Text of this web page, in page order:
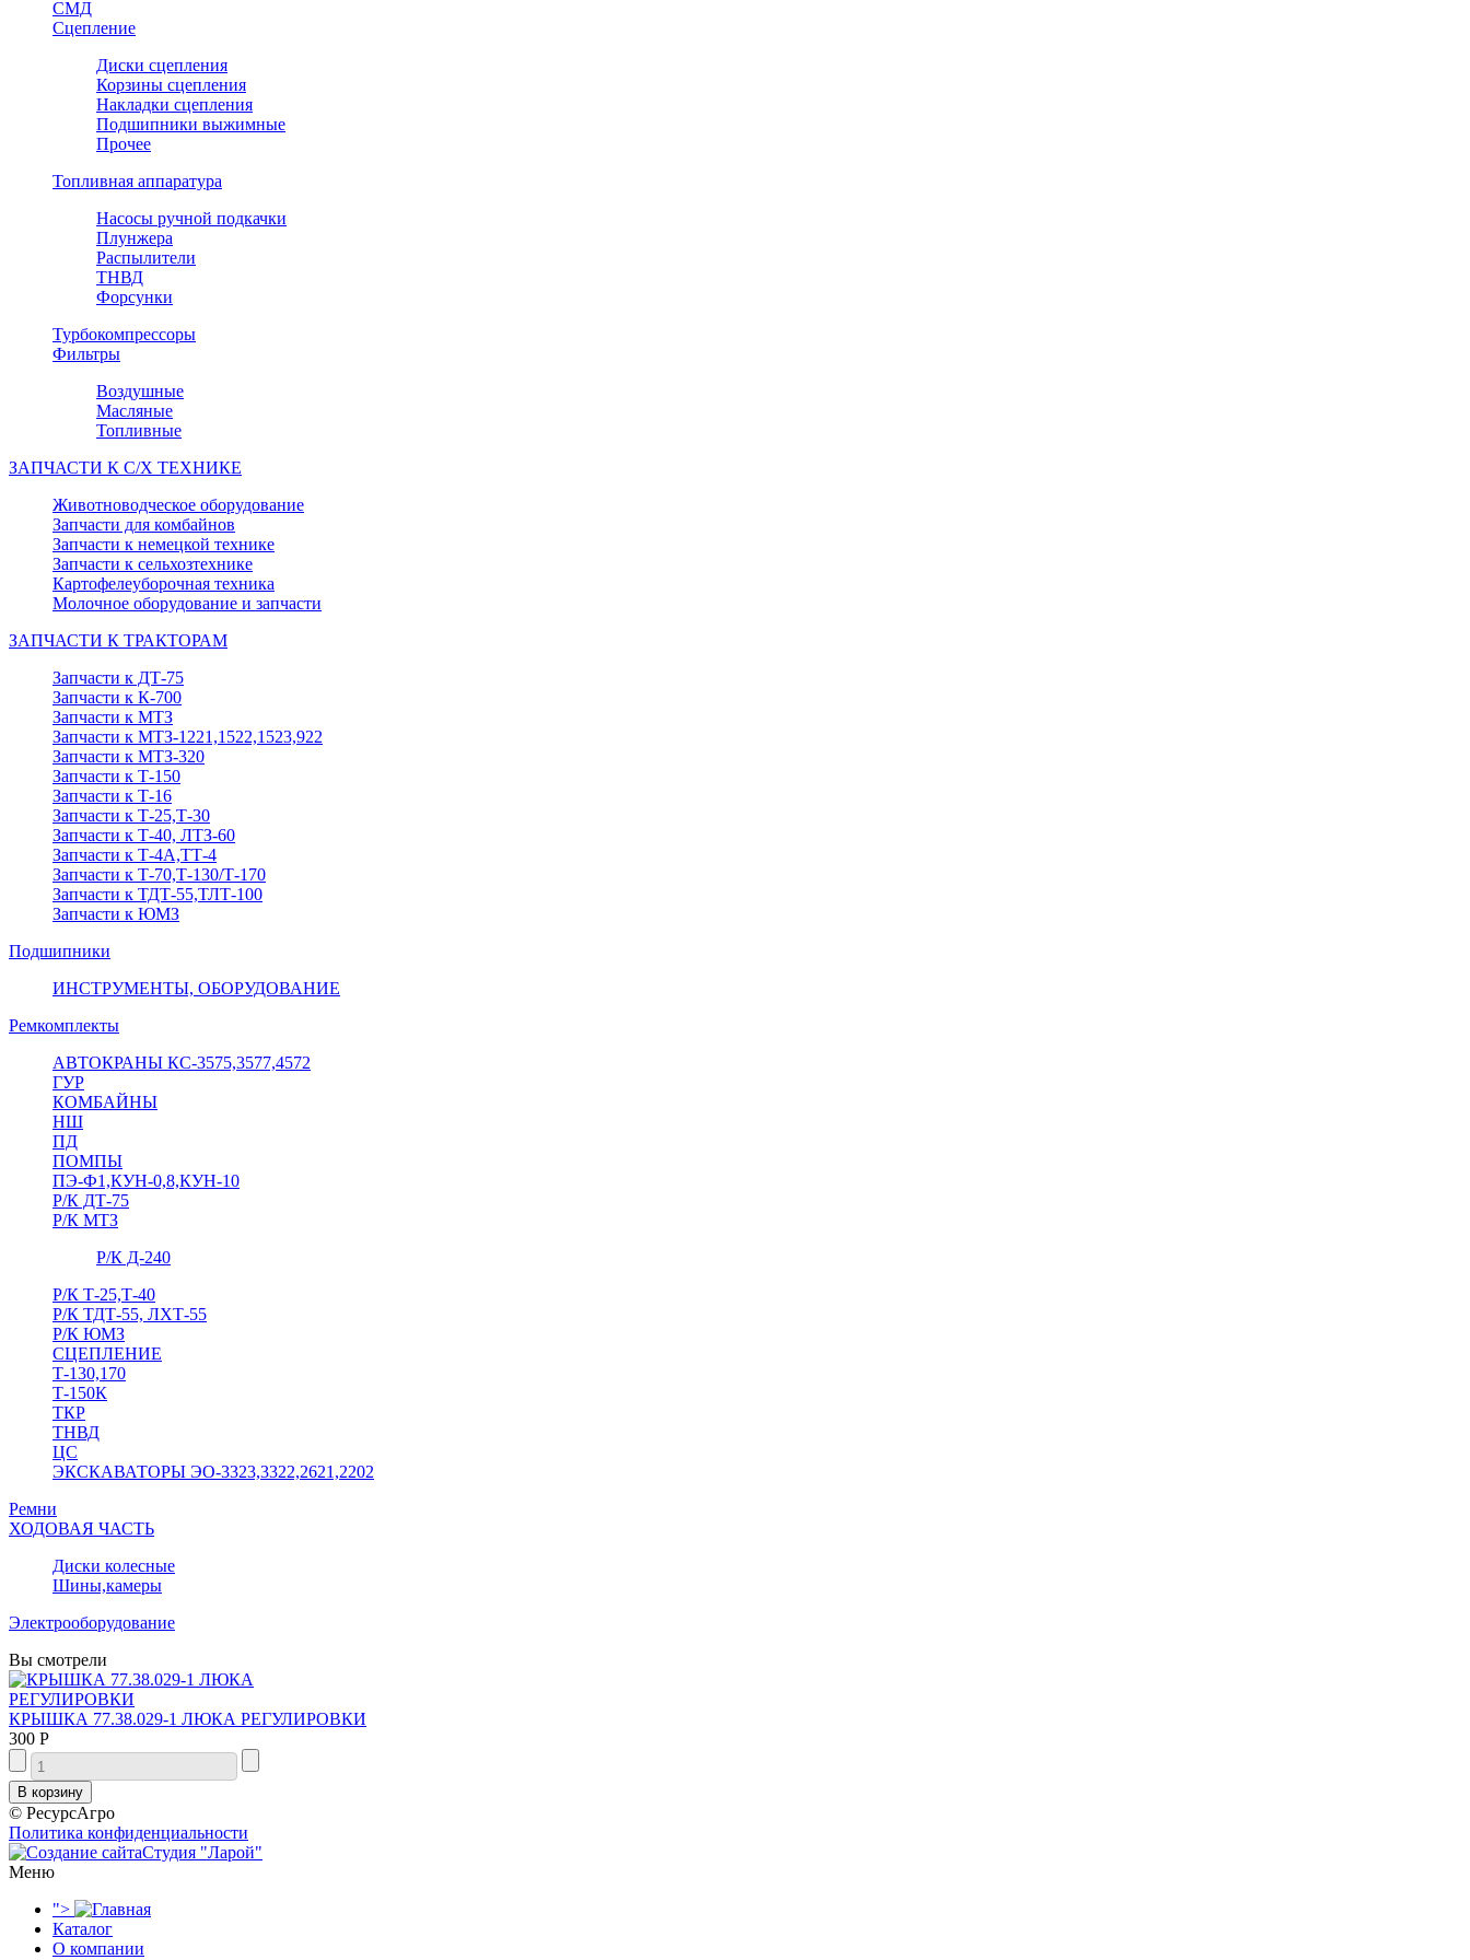
СМД
Сцепление
Диски сцепления
Корзины сцепления
Накладки сцепления
Подшипники выжимные
Прочее
Топливная аппаратура
Насосы ручной подкачки
Плунжера
Распылители
ТНВД
Форсунки
Турбокомпрессоры
Фильтры
Воздушные
Масляные
Топливные
ЗАПЧАСТИ К С/Х ТЕХНИКЕ
Животноводческое оборудование
Запчасти для комбайнов
Запчасти к немецкой технике
Запчасти к сельхозтехнике
Картофелеуборочная техника
Молочное оборудование и запчасти
ЗАПЧАСТИ К ТРАКТОРАМ
Запчасти к ДТ-75
Запчасти к К-700
Запчасти к МТЗ
Запчасти к МТЗ-1221,1522,1523,922
Запчасти к МТЗ-320
Запчасти к Т-150
Запчасти к Т-16
Запчасти к Т-25,Т-30
Запчасти к Т-40, ЛТЗ-60
Запчасти к Т-4А,ТТ-4
Запчасти к Т-70,Т-130/Т-170
Запчасти к ТДТ-55,ТЛТ-100
Запчасти к ЮМЗ
Подшипники
ИНСТРУМЕНТЫ, ОБОРУДОВАНИЕ
Ремкомплекты
АВТОКРАНЫ КС-3575,3577,4572
ГУР
КОМБАЙНЫ
НШ
ПД
ПОМПЫ
ПЭ-Ф1,КУН-0,8,КУН-10
Р/К ДТ-75
Р/К МТЗ
Р/К Д-240
Р/К Т-25,Т-40
Р/К ТДТ-55, ЛХТ-55
Р/К ЮМЗ
СЦЕПЛЕНИЕ
Т-130,170
Т-150К
ТКР
ТНВД
ЦС
ЭКСКАВАТОРЫ ЭО-3323,3322,2621,2202
Ремни
ХОДОВАЯ ЧАСТЬ
Диски колесные
Шины,камеры
Электрооборудование
Вы смотрели
КРЫШКА 77.38.029-1 ЛЮКА РЕГУЛИРОВКИ
300 Р
© РесурсАгро
Политика конфиденциальности
Студия "Ларой"
Меню
">
Каталог
О компании